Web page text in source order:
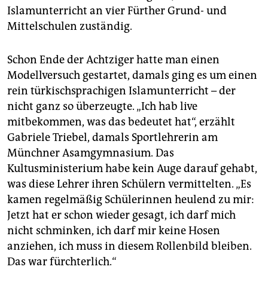
Islam­unterricht an vier Fürther Grund- und
Mittelschulen zuständig.
Schon Ende der Achtziger hatte man einen
Modellversuch gestartet, damals ging es um einen
rein türkischsprachigen Islamunterricht – der
nicht ganz so überzeugte. „Ich hab live
mitbekommen, was das bedeutet hat“, erzählt
Gabriele Triebel, damals Sportlehrerin am
Münchner Asamgymnasium. Das
Kultusministerium habe kein Auge darauf gehabt,
was diese Lehrer ihren Schülern vermittelten. „Es
kamen regelmäßig Schülerinnen heulend zu mir:
Jetzt hat er schon wieder gesagt, ich darf mich
nicht schminken, ich darf mir keine Hosen
anziehen, ich muss in diesem Rollenbild bleiben.
Das war fürchterlich.“